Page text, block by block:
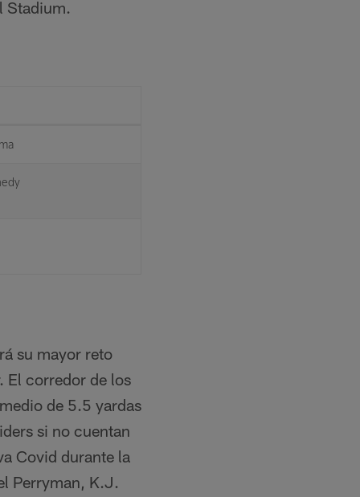
Stadium.
su mayor reto
El corredor de los
de 5.5 yardas
si no cuentan
Covid durante la
Perryman, K.J.